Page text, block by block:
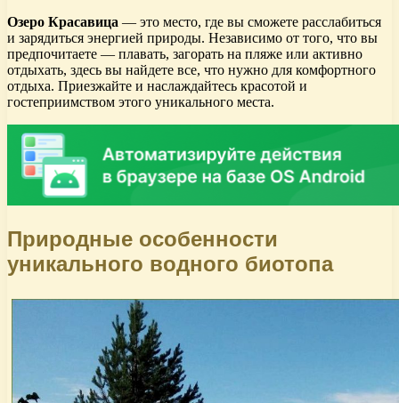
Озеро Красавица — это место, где вы сможете расслабиться
и зарядиться энергией природы. Независимо от того, что вы
предпочитаете — плавать, загорать на пляже или активно
отдыхать, здесь вы найдете все, что нужно для комфортного
отдыха. Приезжайте и наслаждайтесь красотой и
гостеприимством этого уникального места.
Природные особенности
уникального водного биотопа